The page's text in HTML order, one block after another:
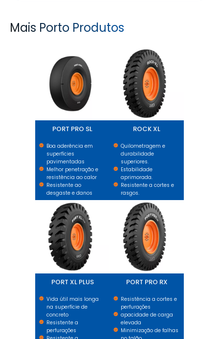
Mais Porto Produtos
PORT PRO SL
Boa aderência em
superfícies
pavimentadas
Melhor penetração e
resistência ao calor
Resistente ao
desgaste e danos
ROCK XL
Quilometragem e
durabilidade
superiores.
Estabilidade
aprimorada.
Resistente a cortes e
rasgos.
PORT XL PLUS
Vida útil mais longa
na superfície de
concreto
Resistente a
perfurações
PORT PRO RX
Resistência a cortes e
perfurações
apacidade de carga
elevada
Minimização de falhas